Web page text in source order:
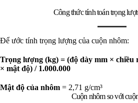
Công thức tính toán trọng
Để ước tính trọng lượng của cuộn nhôm:
Trọng lượng (kg) = (độ dày mm × chiều
× mật độ) / 1.000.000
Mật độ của nhôm = 2,71 g/cm³
Cuộn nhôm so với